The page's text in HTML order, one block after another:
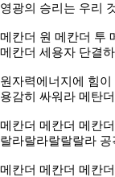
영광의 승리는 우리
메칸더 원 메칸더 투
메칸더 세용자 단결
원자력에너지에 힘이
용감히 싸워라 메탄더
메칸더 메칸더 메칸더
랄라랄라랄랄랄라 공
메칸더 메칸더 메칸더